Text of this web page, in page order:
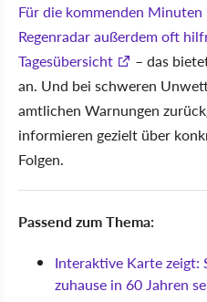
Für die kommenden
Regenradar außerdem oft
Tagesübersicht
– das
an. Und bei schweren
amtlichen Warnungen
informieren gezielt über
Folgen.
Passend zum Thema:
Interaktive Karte zeigt:
zuhause in 60 Jahren